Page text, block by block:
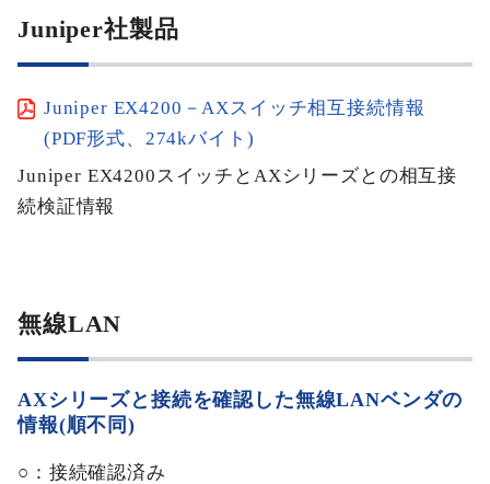
Juniper社製品
Juniper EX4200－AXスイッチ相互接続情報
(PDF形式、274kバイト)
Juniper EX4200スイッチとAXシリーズとの相互接
続検証情報
無線LAN
AXシリーズと接続を確認した無線LANベンダの
情報(順不同)
○：接続確認済み